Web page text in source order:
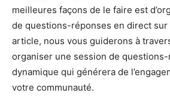
meilleures façons de le faire est
de questions-réponses en direct sur
article, nous vous guiderons à
organiser une session de
dynamique qui générera de
votre communauté.